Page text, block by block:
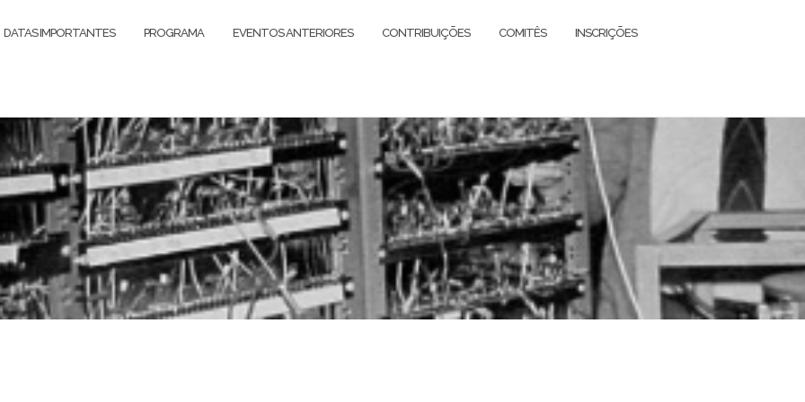
DATAS IMPORTANTES PROGRAMA EVENTOS ANTERIORES CONTRIBUIÇÕES COMITÊS INSCRIÇÕES